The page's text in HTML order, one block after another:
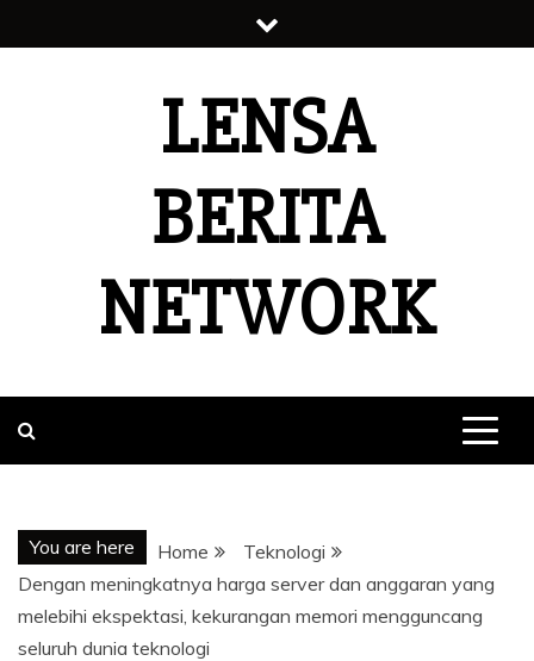
to
LENSA
BERITA
NETWORK
You are here Home
Teknologi
Dengan meningkatnya harga server dan anggaran yang
melebihi ekspektasi, kekurangan memori mengguncang
seluruh dunia teknologi